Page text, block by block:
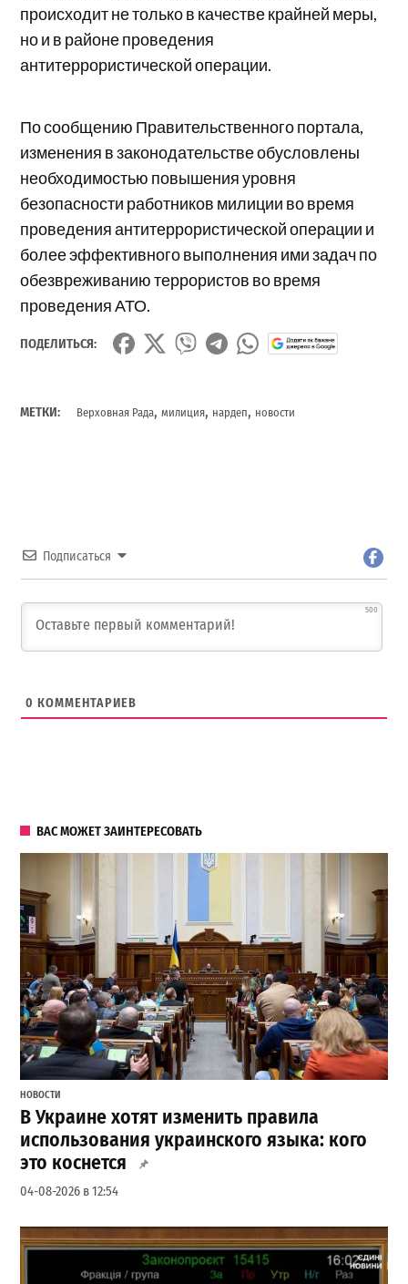
происходит не только в качестве крайней меры,
но и в районе проведения
антитеррористической операции.
По сообщению Правительственного портала,
изменения в законодательстве обусловлены
необходимостью повышения уровня
безопасности работников милиции во время
проведения антитеррористической операции и
более эффективного выполнения ими задач по
обезвреживанию террористов во время
проведения АТО.
ПОДЕЛИТЬСЯ:
МЕТКИ: Верховная Рада,милиция, нардеп, новости
Подписаться
500
0 КОММЕНТАРИЕВ
ВАС МОЖЕТ ЗАИНТЕРЕСОВАТЬ
НОВОСТИ
В Украине хотят изменить правила
использования украинского языка: кого
это коснется
04-08-2026 в 12:54